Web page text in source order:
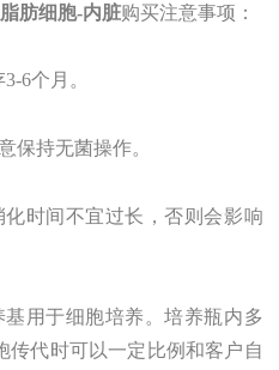
肪细胞-内脏购买注意事项：
6个月。
保持无菌操作。
时间不宜过长，否则会影响
用于细胞培养。培养瓶内多
传代时可以一定比例和客户自